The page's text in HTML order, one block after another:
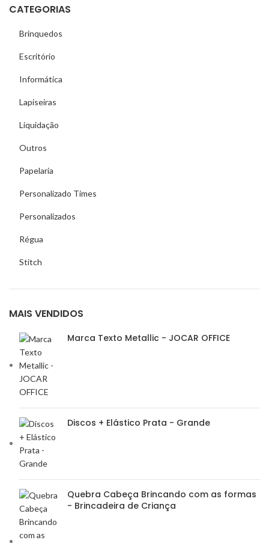
CATEGORIAS
Brinquedos
Escritório
Informática
Lapiseiras
Liquidação
Outros
Papelaria
Personalizado Times
Personalizados
Régua
Stitch
MAIS VENDIDOS
Marca Texto Metallic - JOCAR OFFICE
Discos + Elástico Prata - Grande
Quebra Cabeça Brincando com as formas
- Brincadeira de Criança